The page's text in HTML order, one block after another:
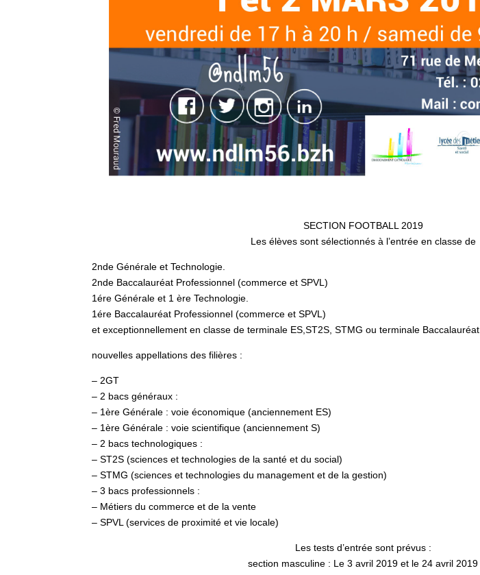
SECTION FOOTBALL 2019
Les élèves sont sélectionnés à l’entrée en classe de
2nde Générale et Technologie.
2nde Baccalauréat Professionnel (commerce et SPVL)
1ére Générale et 1 ère Technologie.
1ére Baccalauréat Professionnel (commerce et SPVL)
et exceptionnellement en classe de terminale ES,ST2S, STMG ou terminale Baccalauréat.
nouvelles appellations des filières :
– 2GT
– 2 bacs généraux :
– 1ère Générale : voie économique (anciennement ES)
– 1ère Générale : voie scientifique (anciennement S)
– 2 bacs technologiques :
– ST2S (sciences et technologies de la santé et du social)
– STMG (sciences et technologies du management et de la gestion)
– 3 bacs professionnels :
– Métiers du commerce et de la vente
– SPVL (services de proximité et vie locale)
Les tests d’entrée sont prévus :
section masculine : Le 3 avril 2019 et le 24 avril 2019